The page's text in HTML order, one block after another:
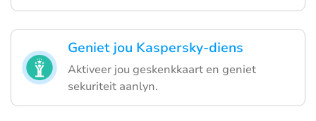
Geniet jou Kaspersky-diens
Aktiveer jou geskenkkaart en geniet
sekuriteit aanlyn.